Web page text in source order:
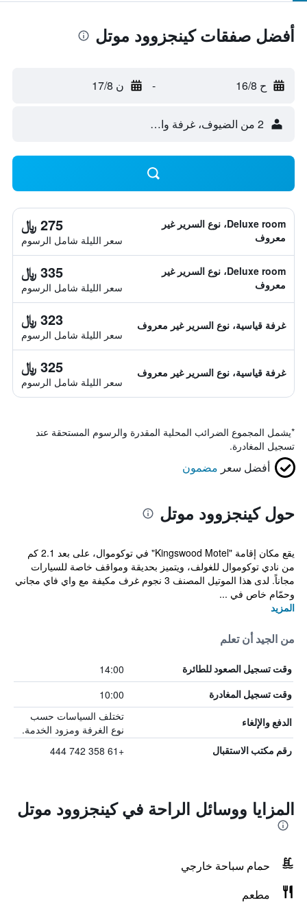
أفضل صفقات كينجزوود موتل
ح 16/8 - ن 17/8
2 من الضيوف، غرفة واحدة
Deluxe room، نوع السرير غير
معروف
275 ﷼
سعر الليلة شامل الرسوم
Deluxe room، نوع السرير غير
معروف
335 ﷼
سعر الليلة شامل الرسوم
غرفة قياسية، نوع السرير غير معروف 323 ﷼
سعر الليلة شامل الرسوم
غرفة قياسية، نوع السرير غير معروف 325 ﷼
سعر الليلة شامل الرسوم
*يشمل المجموع الضرائب المحلية المقدرة والرسوم المستحقة عند
تسجيل المغادرة.
أفضل سعر مضمون
حول كينجزوود موتل
يقع مكان إقامة "Kingswood Motel" في توكوموال، على بعد 2.1 كم
من نادي توكوموال للغولف، ويتميز بحديقة ومواقف خاصة للسيارات
مجاناً. لدى هذا الموتيل المصنف 3 نجوم غرف مكيفة مع واي فاي مجاني
وحمّام خاص في ...
المزيد
من الجيد أن تعلم
وقت تسجيل الصعود للطائرة 14:00
وقت تسجيل المغادرة 10:00
الدفع والإلغاء
تختلف السياسات حسب
نوع الغرفة ومزود الخدمة.
رقم مكتب الاستقبال +61 358 742 444
المزايا ووسائل الراحة في كينجزوود موتل
حمام سباحة خارجي
مطعم